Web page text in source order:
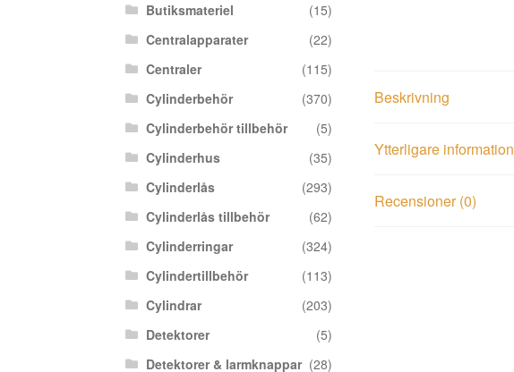
Beskrivning
Ytterligare information
Recensioner (0)
Butiksmateriel
(15)
Centralapparater
(22)
Centraler
(115)
Cylinderbehör
(370)
Cylinderbehör tillbehör
(5)
Cylinderhus
(35)
Cylinderlås
(293)
Cylinderlås tillbehör
(62)
Cylinderringar
(324)
Cylindertillbehör
(113)
Cylindrar
(203)
Detektorer
(5)
Detektorer & larmknappar (28)